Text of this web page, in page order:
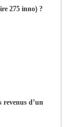
275 inno) ?
revenus d’un